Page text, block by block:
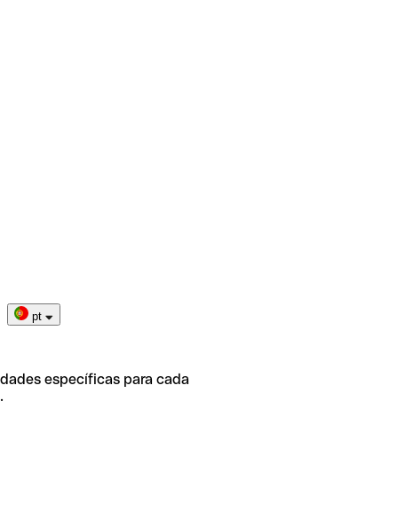
pt
específicas para cada